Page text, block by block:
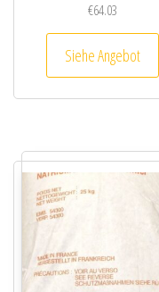
€64.03
Siehe Angebot